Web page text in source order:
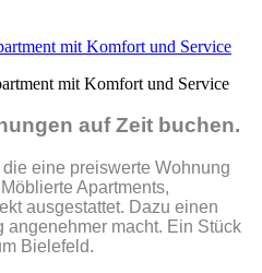
mit Komfort und Service
auf Zeit buchen.
eine preiswerte Wohnung
Apartments,
ausgestattet. Dazu einen
angenehmer macht. Ein Stück
Bielefeld.